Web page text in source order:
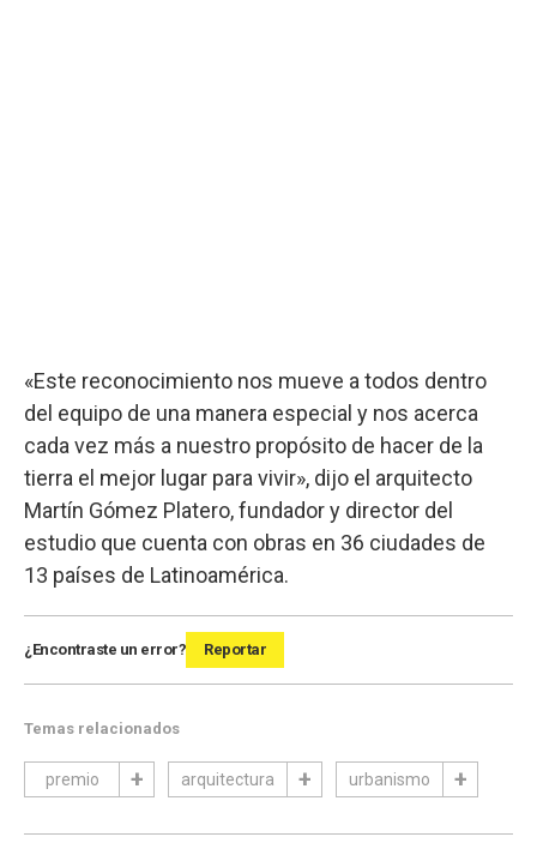
«Este reconocimiento nos mueve a todos dentro
del equipo de una manera especial y nos acerca
cada vez más a nuestro propósito de hacer de la
tierra el mejor lugar para vivir», dijo el arquitecto
Martín Gómez Platero, fundador y director del
estudio que cuenta con obras en 36 ciudades de
13 países de Latinoamérica.
¿Encontraste un error? Reportar
Temas relacionados
premio arquitectura urbanismo